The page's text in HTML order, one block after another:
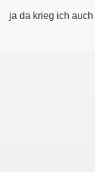
ja da krieg ich